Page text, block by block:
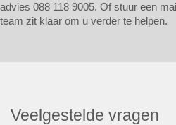
advies 088 118 9005. Of stuur een
team zit klaar om u verder te helpen.
Veelgestelde vragen